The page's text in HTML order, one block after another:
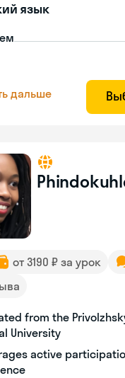
язык
дальше
от 3190 ₽ за урок
from the
University
active